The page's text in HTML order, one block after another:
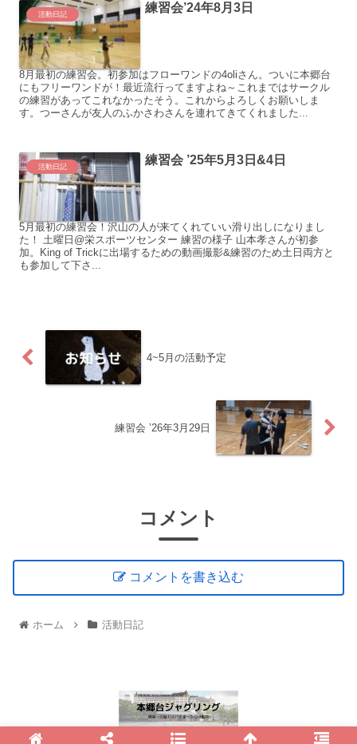
活動日記 練習会’24年8月3日
8月最初の練習会。初参加はフローワンドの4oliさん。ついに本郷台
にもフリーワンドが！最近流行ってますよね～これまではサークル
の練習があってこれなかったそう。これからよろしくお願いしま
す。つーさんが友人のふかさわさんを連れてきてくれました...
活動日記 練習会 ’25年5月3日&4日
5月最初の練習会！沢山の人が来てくれていい滑り出しになりまし
た！ 土曜日@栄スポーツセンター 練習の様子 山本孝さんが初参
加。King of Trickに出場するための動画撮影&練習のため土日両方と
も参加して下さ...
4~5月の活動予定
練習会 ’26年3月29日
コメント
コメントを書き込む
ホーム 活動日記